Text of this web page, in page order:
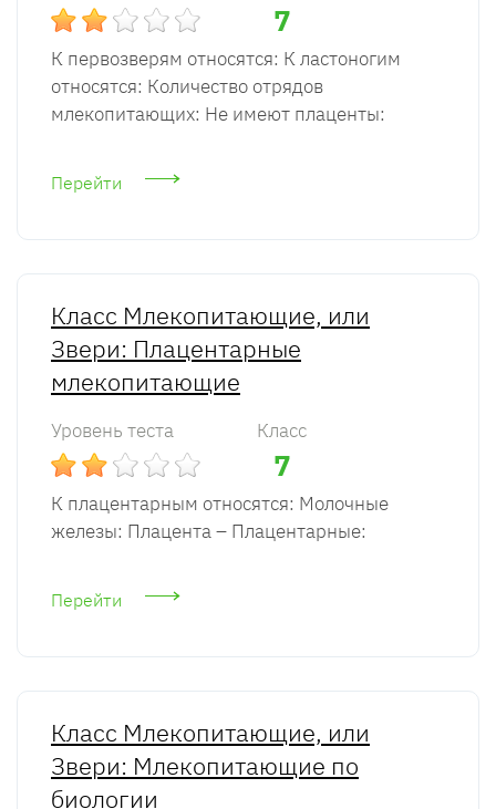
7
К первозверям относятся: К ластоногим
относятся: Количество отрядов
млекопитающих: Не имеют плаценты:
Перейти
Класс Млекопитающие, или
Звери: Плацентарные
млекопитающие
Уровень теста Класс
7
К плацентарным относятся: Молочные
железы: Плацента – Плацентарные:
Перейти
Класс Млекопитающие, или
Звери: Млекопитающие по
биологии